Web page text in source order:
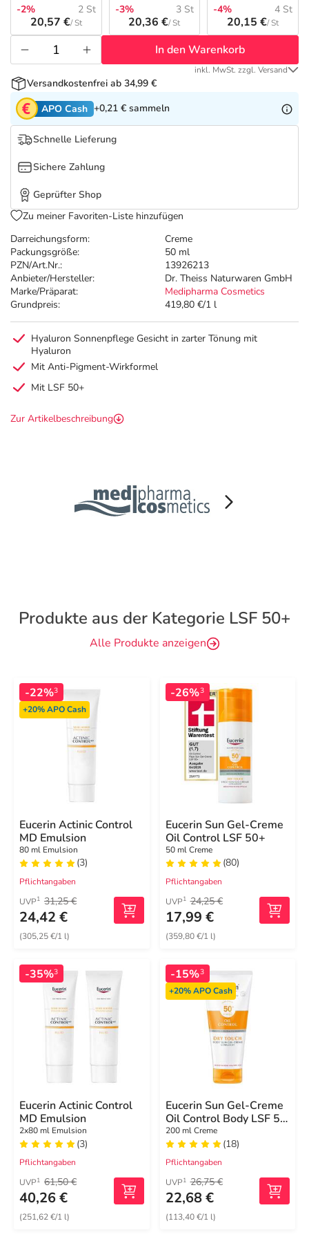
Tierapotheke
Vitamine & Mineralstoffe
Marken
Salus Deals
Darreichungsform:
Creme
Packungsgröße:
50 ml
PZN/Art.Nr.:
13926213
Anbieter/Hersteller:
Dr. Theiss Naturwaren GmbH
Marke/Präparat:
Medipharma Cosmetics
Grundpreis:
419,80 €/1 l
-2%
2 St
20,57 €/ St
-3% 3 St
20,36 €/ St
-4% 4 St
20,15 €/ St
In den Warenkorb
inkl. MwSt. zzgl. Versand
Versandkostenfrei ab 34,99 €
APO Cash +0,21 € sammeln
Schnelle Lieferung
Sichere Zahlung
Geprüfter Shop
Zu meiner Favoriten-Liste hinzufügen
Hyaluron Sonnenpflege Gesicht in zarter Tönung mit
Hyaluron
Mit Anti-Pigment-Wirkformel
Mit LSF 50+
Zur Artikelbeschreibung
Produkte aus der Kategorie LSF 50+
Alle Produkte anzeigen
-22%3
+20%APO Cash
Eucerin Actinic Control
MD Emulsion
80 ml Emulsion
(3)
Pflichtangaben
UVP1 31,25 €
24,42 €
(305,25 €/1 l)
-26%3
Eucerin Sun Gel-Creme
Oil Control LSF 50+
50 ml Creme
(80)
Pflichtangaben
UVP1 24,25 €
17,99 €
(359,80 €/1 l)
-35%3
Eucerin Actinic Control
MD Emulsion
2x80 ml Emulsion
(3)
Pflichtangaben
UVP1 61,50 €
40,26 €
(251,62 €/1 l)
-15%3
+20%APO Cash
Eucerin Sun Gel-Creme
Oil Control Body LSF 50
+
200 ml Creme
(18)
Pflichtangaben
UVP1 26,75 €
22,68 €
(113,40 €/1 l)